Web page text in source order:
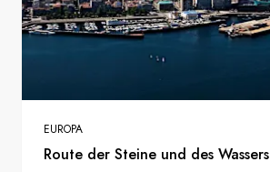
EUROPA
Route der Steine und des Wassers